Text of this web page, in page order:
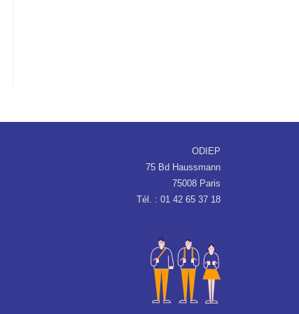
ODIEP
75 Bd Haussmann
75008 Paris
Tél. : 01 42 65 37 18